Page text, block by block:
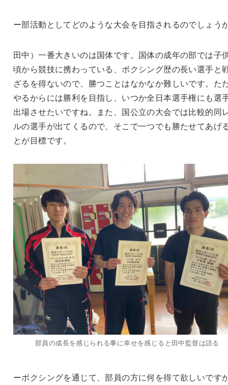
ー部活動としてどのような大会を目指されるのでしょう
田中）一番大きいのは国体です。国体の成年の部では子
頃から競技に携わっている、ボクシング歴の長い選手と
ざるを得ないので、勝つことはなかなか難しいです。た
やるからには勝利を目指し、いつか全日本選手権にも選
出場させたいですね。また、国公立の大会では比較的同
ルの選手が出てくるので、そこで一つでも勝たせてあげ
とが目標です。
部員の成長を感じられる事に幸せを感じると田中監督は語る
ーボクシングを通じて、部員の方に何を得て欲しいです